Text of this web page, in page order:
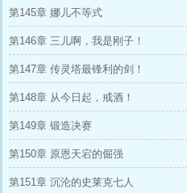
第145章 娜儿不等式
第146章 三儿啊，我是刚子！
第147章 传灵塔最锋利的剑！
第148章 从今日起，戒酒！
第149章 锻造决赛
第150章 原恩天宕的倔强
第151章 沉沦的史莱克七人